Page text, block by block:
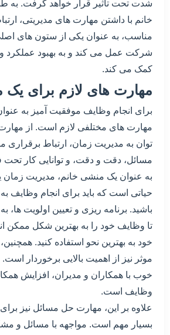
شدت تحت تاثیر قرار خواهد گرفت. به
خانم با داشتن مهارت های مدیریتی،
مناسب، به عنوان یکی از ستون های
شرکت عمل می کند و به بهبود عملکرد
کمک می کند.
مهارت های لازم برای یک
برای انجام وظایف موفقیت آمیز به
مهارت های مختلفی لازم است. از
توان به مدیریت زمان، ارتباط برقراری
مسائل، دقت و دقت، و توانایی کار تحت
به عنوان یک منشی خانم، مدیریت زمان
حیاتی است که باید برای انجام وظایف
باشید. برنامه ریزی و تعیین اولویت
تا وظایف خود را به بهترین شکل ممکن
خود به بهترین نحو استفاده کنید.
موثر نیز از اهمیت بالایی برخوردار
خوب با همکاران و مدیران، افزایش
وظایف است.
علاوه بر این، مهارت حل مسائل نیز
بسیار مهم است. مواجهه با مسائل و